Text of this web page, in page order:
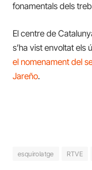
fonamentals dels
El centre de
s’ha vist envoltat els
el nomenament del
Jareño.
esquirolatge RTVE